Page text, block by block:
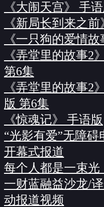
《大闹天宫》 手
《新局长到来之
《一只狗的爱情
《弄堂里的故事2
第6集
《弄堂里的故事2
版 第6集
《惊魂记》 手语版
“光影有爱”无障
开幕式报道
每个人都是一束光
一财蓝融益沙龙/
动报道视频